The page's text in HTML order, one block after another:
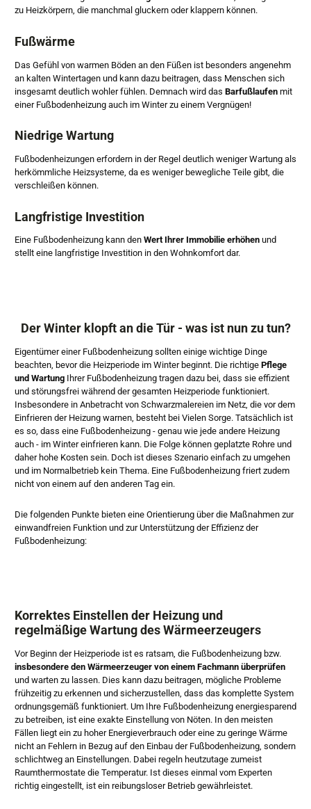
zu Heizkörpern, die manchmal gluckern oder klappern können.
Fußwärme
Das Gefühl von warmen Böden an den Füßen ist besonders angenehm
an kalten Wintertagen und kann dazu beitragen, dass Menschen sich
insgesamt deutlich wohler fühlen. Demnach wird das Barfußlaufen mit
einer Fußbodenheizung auch im Winter zu einem Vergnügen!
Niedrige Wartung
Fußbodenheizungen erfordern in der Regel deutlich weniger Wartung als
herkömmliche Heizsysteme, da es weniger bewegliche Teile gibt, die
verschleißen können.
Langfristige Investition
Eine Fußbodenheizung kann den Wert Ihrer Immobilie erhöhen und
stellt eine langfristige Investition in den Wohnkomfort dar.
Der Winter klopft an die Tür - was ist nun zu tun?
Eigentümer einer Fußbodenheizung sollten einige wichtige Dinge
beachten, bevor die Heizperiode im Winter beginnt. Die richtige Pflege
und Wartung Ihrer Fußbodenheizung tragen dazu bei, dass sie effizient
und störungsfrei während der gesamten Heizperiode funktioniert.
Insbesondere in Anbetracht von Schwarzmalereien im Netz, die vor dem
Einfrieren der Heizung warnen, besteht bei Vielen Sorge. Tatsächlich ist
es so, dass eine Fußbodenheizung - genau wie jede andere Heizung
auch - im Winter einfrieren kann. Die Folge können geplatzte Rohre und
daher hohe Kosten sein. Doch ist dieses Szenario einfach zu umgehen
und im Normalbetrieb kein Thema. Eine Fußbodenheizung friert zudem
nicht von einem auf den anderen Tag ein.
Die folgenden Punkte bieten eine Orientierung über die Maßnahmen zur
einwandfreien Funktion und zur Unterstützung der Effizienz der
Fußbodenheizung:
Korrektes Einstellen der Heizung und
regelmäßige Wartung des Wärmeerzeugers
Vor Beginn der Heizperiode ist es ratsam, die Fußbodenheizung bzw.
insbesondere den Wärmeerzeuger von einem Fachmann überprüfen
und warten zu lassen. Dies kann dazu beitragen, mögliche Probleme
frühzeitig zu erkennen und sicherzustellen, dass das komplette System
ordnungsgemäß funktioniert. Um Ihre Fußbodenheizung energiesparend
zu betreiben, ist eine exakte Einstellung von Nöten. In den meisten
Fällen liegt ein zu hoher Energieverbrauch oder eine zu geringe Wärme
nicht an Fehlern in Bezug auf den Einbau der Fußbodenheizung, sondern
schlichtweg an Einstellungen. Dabei regeln heutzutage zumeist
Raumthermostate die Temperatur. Ist dieses einmal vom Experten
richtig eingestellt, ist ein reibungsloser Betrieb gewährleistet.